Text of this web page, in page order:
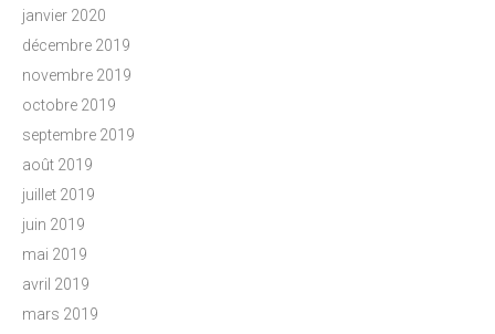
janvier 2020
décembre 2019
novembre 2019
octobre 2019
septembre 2019
août 2019
juillet 2019
juin 2019
mai 2019
avril 2019
mars 2019